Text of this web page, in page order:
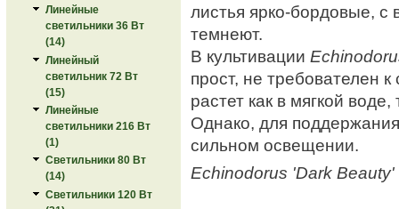
Линейные
светильники 36 Вт
(14)
Линейный
светильник 72 Вт
(15)
Линейные
светильники 216 Вт
(1)
Светильники 80 Вт
(14)
Светильники 120 Вт
листья ярко-бордовые, с
темнеют.
В культивации
прост, не требователен
растет как в мягкой воде,
Однако, для
сильном освещении.
Echinodorus 'Dark Beauty'